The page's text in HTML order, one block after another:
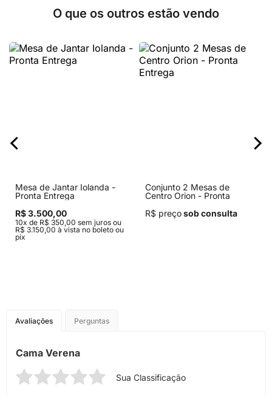
O que os outros estão vendo
Mesa de Jantar Iolanda -
Pronta Entrega
R$ 3.500,00
10x de R$ 350,00 sem juros ou
R$ 3.150,00 à vista no boleto ou
pix
Conjunto 2 Mesas de
Centro Orion - Pronta
R$ preçosob consulta
Avaliações Perguntas
Cama Verena
Sua Classificação